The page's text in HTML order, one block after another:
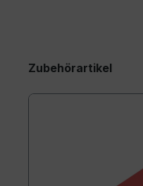
Zubehörartikel